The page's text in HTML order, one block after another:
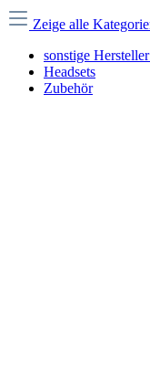
Zeige alle
sonstige
Headsets
Zubehör